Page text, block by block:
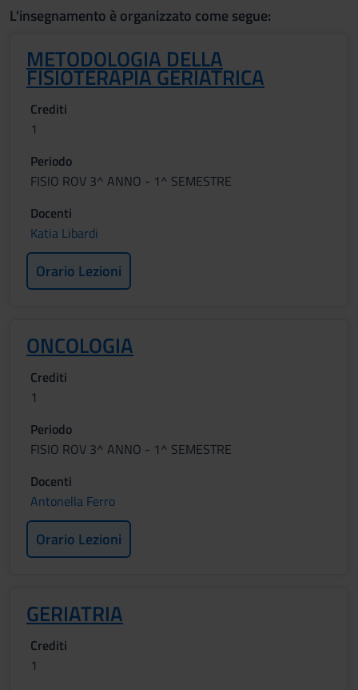
L'insegnamento è organizzato come segue:
METODOLOGIA DELLA
FISIOTERAPIA GERIATRICA
Crediti
1
Periodo
FISIO ROV 3^ ANNO - 1^ SEMESTRE
Docenti
Katia Libardi
Orario Lezioni
ONCOLOGIA
Crediti
1
Periodo
FISIO ROV 3^ ANNO - 1^ SEMESTRE
Docenti
Antonella Ferro
Orario Lezioni
GERIATRIA
Crediti
1